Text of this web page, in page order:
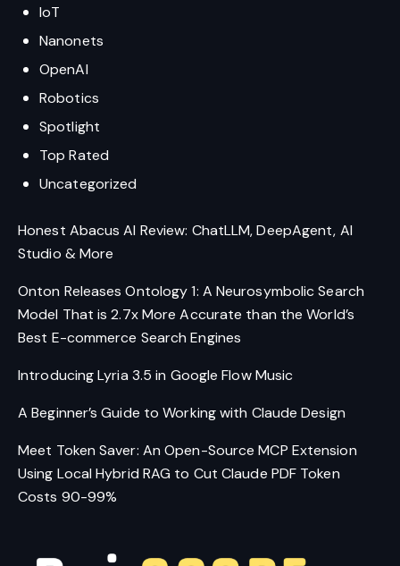
IoT
Nanonets
OpenAI
Robotics
Spotlight
Top Rated
Uncategorized
Honest Abacus AI Review: ChatLLM, DeepAgent, AI
Studio & More
Onton Releases Ontology 1: A Neurosymbolic Search
Model That is 2.7x More Accurate than the World’s
Best E-commerce Search Engines
Introducing Lyria 3.5 in Google Flow Music
A Beginner’s Guide to Working with Claude Design
Meet Token Saver: An Open-Source MCP Extension
Using Local Hybrid RAG to Cut Claude PDF Token
Costs 90-99%